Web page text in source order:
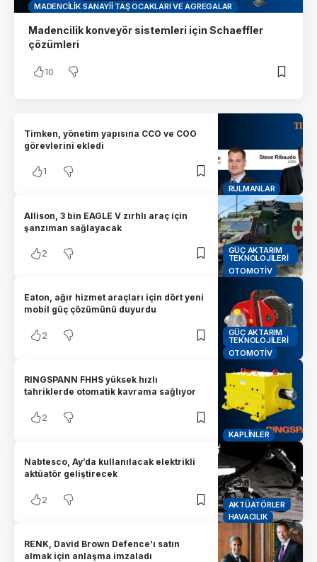
MADENCILIK SANAYII TAŞ OCAKLARI VE AGREGALAR
Madencilik konveyör sistemleri için Schaeffler
çözümleri
10
RULMANLAR
Timken, yönetim yapısına CCO ve COO
görevlerini ekledi
1
GÜÇ AKTARIM
TEKNOLOJILERI
OTOMOTIV
Allison, 3 bin EAGLE V zırhlı araç için
şanzıman sağlayacak
2
GÜÇ AKTARIM
TEKNOLOJILERI
OTOMOTIV
Eaton, ağır hizmet araçları için dört yeni
mobil güç çözümünü duyurdu
2
KAPLINLER
RINGSPANN FHHS yüksek hızlı
tahriklerde otomatik kavrama sağlıyor
2
AKTÜATÖRLER
HAVACILIK
Nabtesco, Ay’da kullanılacak elektrikli
aktüatör geliştirecek
2
RENK, David Brown Defence’ı satın
almak için anlaşma imzaladı